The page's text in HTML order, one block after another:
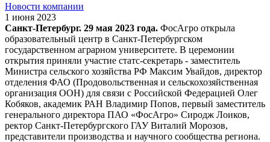
Новости компании
1 июня 2023
Санкт-Петербург. 29 мая 2023 года. ФосАгро открыла
образовательный центр в Санкт-Петербургском
государственном аграрном университете. В церемонии
открытия приняли участие статс-секретарь - заместитель
Министра сельского хозяйства РФ Максим Увайдов, директор
отделения ФАО (Продовольственная и сельскохозяйственная
организация ООН) для связи с Российской Федерацией Олег
Кобяков, академик РАН Владимир Попов, первый заместитель
генерального директора ПАО «ФосАгро» Сиродж Лоиков,
ректор Санкт-Петербургского ГАУ Виталий Морозов,
представители производства и научного сообщества региона.